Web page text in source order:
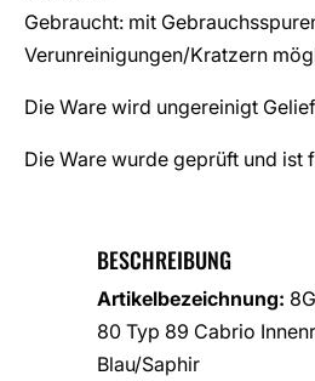
Gebraucht: mit
Verunreinigungen/Kratzern
Die Ware wird ungereinigt
Die Ware wurde geprüft und ist
BESCHREIBUNG
Artikelbezeichnung:
80 Typ 89 Cabrio
Blau/Saphir